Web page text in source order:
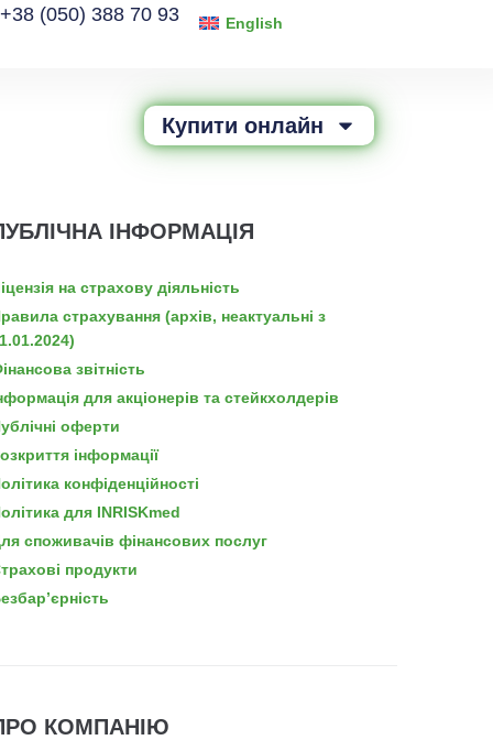
+38 (050) 388 70 93 English
Купити онлайн
ІНФОРМАЦІЯ
на страхову діяльність
страхування (архів, неактуальні з
звітність
для акціонерів та стейкхолдерів
оферти
інформації
конфіденційності
для INRISKmed
споживачів фінансових послуг
продукти
КОМПАНІЮ